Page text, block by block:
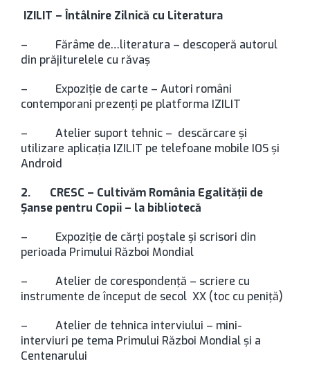
IZILIT – Întâlnire Zilnică cu Literatura
– Fărâme de…literatura – descoperă autorul
din prăjiturelele cu răvaș
– Expoziție de carte – Autori români
contemporani prezenți pe platforma IZILIT
– Atelier suport tehnic – descărcare și
utilizare aplicația IZILIT pe telefoane mobile IOS şi
Android
2. CRESC – Cultivăm România Egalității de
Șanse pentru Copii – la bibliotecă
– Expoziție de cărți poștale și scrisori din
perioada Primului Război Mondial
– Atelier de corespondență – scriere cu
instrumente de început de secol XX (toc cu peniţă)
– Atelier de tehnica interviului – mini-
interviuri pe tema Primului Război Mondial și a
Centenarului